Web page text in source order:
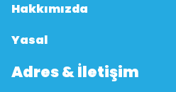
Hakkımızda
Yasal
Adres & İletişim